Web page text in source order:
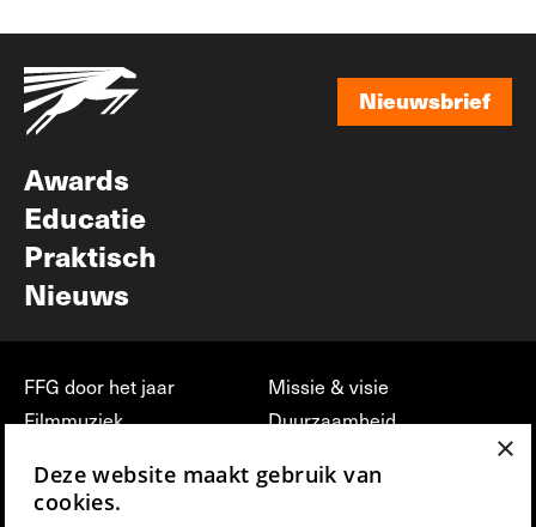
Nieuwsbrief
Awards
Educatie
Praktisch
Nieuws
FFG door het jaar
Filmmuziek
Press & Industry
Missie & visie
Duurzaamheid
vrijwilligerswerk bij FFG
×
Deze website maakt gebruik van
cookies.